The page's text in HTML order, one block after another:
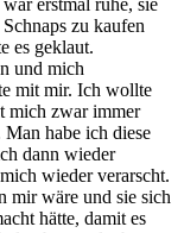
erstmal ruhe, sie
zu kaufen
es geklaut.
und mich
mit mir. Ich wollte
mich zwar immer
Man habe ich diese
dann wieder
wieder verarscht.
mir wäre und sie sich
hätte, damit es